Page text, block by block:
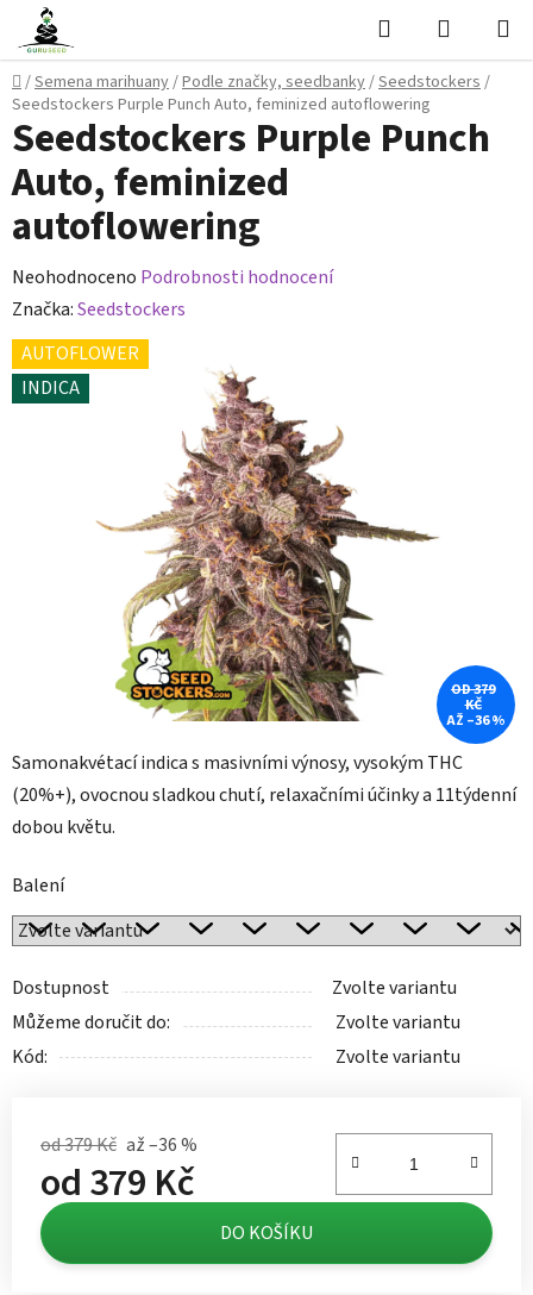
Přejít
obsah
Hledat
KOŠÍK
Domů
/Semena marihuany/Podle značky, seedbanky/Seedstockers/
Seedstockers Purple Punch Auto, feminized autoflowering
Samonakvétací indica s masivními výnosy, vysokým THC
(20%+), ovocnou sladkou chutí, relaxačními účinky a 11týdenní
dobou květu.
Balení
Dostupnost
Zvolte variantu
Můžeme doručit do:
Zvolte variantu
Kód:
Zvolte variantu
od 379 Kč až –36 %
od379 Kč
Měrná cena: DO KOŠÍKU
Seedstockers Purple Punch
Auto, feminized
autoflowering
Průměrné
hodnocení
produktu
je
0,0
Neohodnoceno Podrobnosti hodnocení
Značka:Seedstockers
AUTOFLOWER
INDICA
OD 379
KČ
AŽ –36 %